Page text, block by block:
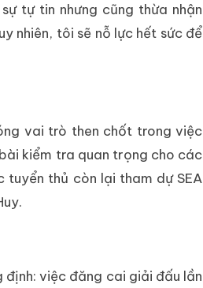
tự tin nhưng cũng thừa nhận
nhiên, tôi sẽ nỗ lực hết sức để
vai trò then chốt trong việc
kiểm tra quan trọng cho các
thủ còn lại tham dự SEA
định: việc đăng cai giải đấu lần